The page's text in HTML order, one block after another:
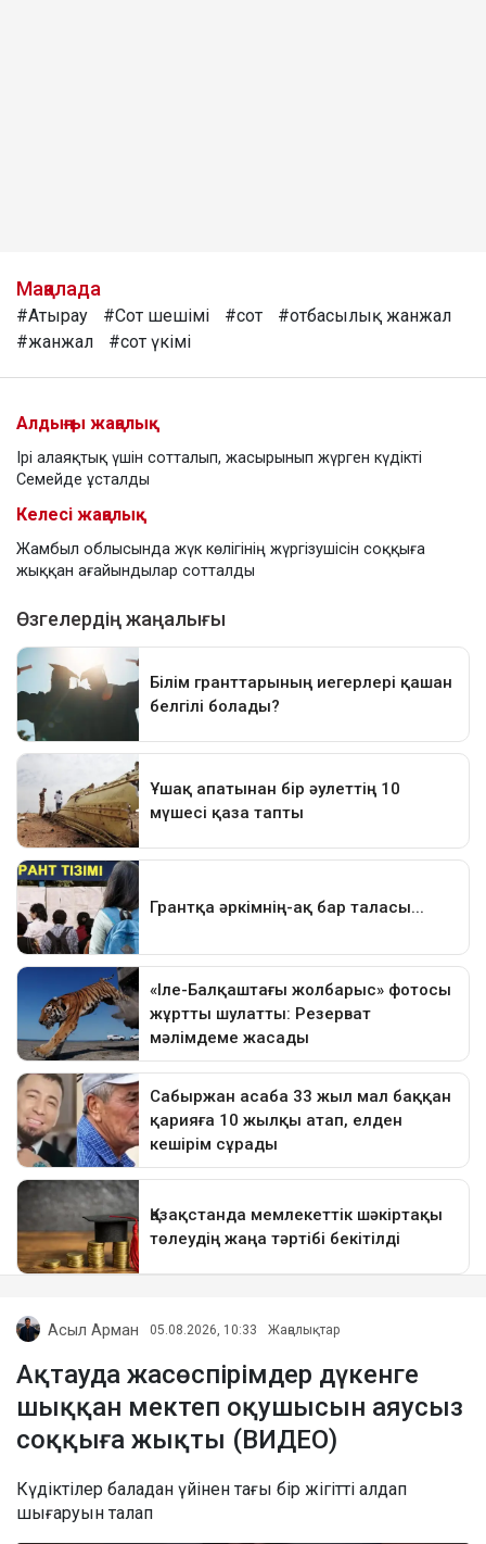
Мақалада
#Атырау #Сот шешімі #сот
#отбасылық жанжал
#жанжал
#сот үкімі
Алдыңғы жаңалық
Ірі алаяқтық үшін сотталып, жасырынып жүрген күдікті
Семейде ұсталды
Келесі жаңалық
Жамбыл облысында жүк көлігінің жүргізушісін соққыға
жыққан ағайындылар сотталды
Асыл Арман 05.08.2026, 10:33 Жаңалықтар
Ақтауда жасөспірімдер дүкенге
шыққан мектеп оқушысын аяусыз
соққыға жықты (ВИДЕО)
Күдіктілер баладан үйінен тағы бір жігітті алдап
шығаруын талап